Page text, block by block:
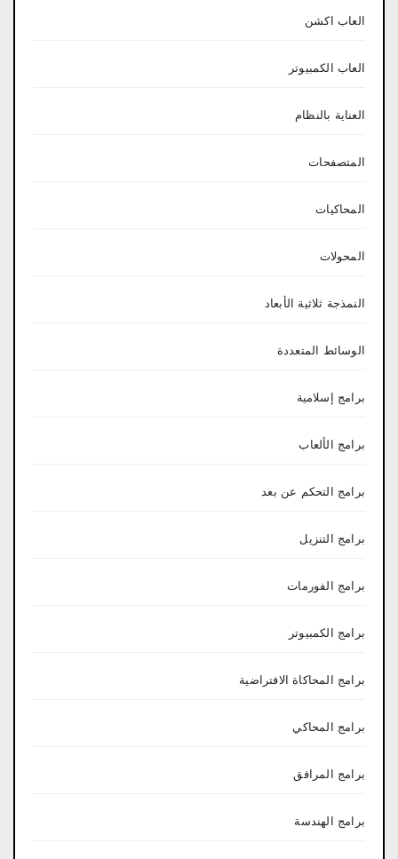
العاب اكشن
العاب الكمبيوتر
العناية بالنظام
المتصفحات
المحاكيات
المحولات
النمذجة ثلاثية الأبعاد
الوسائط المتعددة
برامج إسلامية
برامج الألعاب
برامج التحكم عن بعد
برامج التنزيل
برامج الفورمات
برامج الكمبيوتر
برامج المحاكاة الافتراضية
برامج المحاكي
برامج المرافق
برامج الهندسة